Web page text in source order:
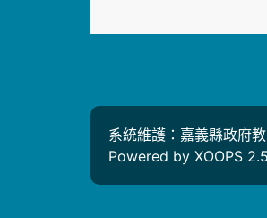
系統維護：嘉義縣政府
Powered by XOOPS